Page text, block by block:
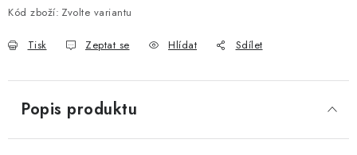
Kód zboží: Zvolte variantu
Tisk Zeptat se Hlídat Sdílet
Popis produktu